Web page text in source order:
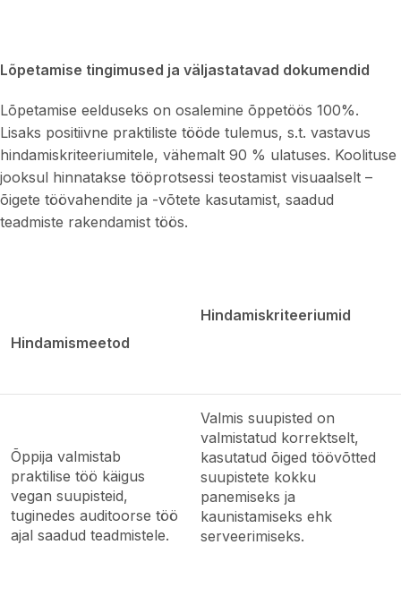
Lõpetamise tingimused ja väljastatavad dokumendid
Lõpetamise eelduseks on osalemine õppetöös 100%.
Lisaks positiivne praktiliste tööde tulemus, s.t. vastavus
hindamiskriteeriumitele, vähemalt 90 % ulatuses. Koolituse
jooksul hinnatakse tööprotsessi teostamist visuaalselt –
õigete töövahendite ja -võtete kasutamist, saadud
teadmiste rakendamist töös.
Hindamismeetod
Hindamiskriteeriumid
Õppija valmistab
praktilise töö käigus
vegan suupisteid,
tuginedes auditoorse töö
ajal saadud teadmistele.
Valmis suupisted on
valmistatud korrektselt,
kasutatud õiged töövõtted
suupistete kokku
panemiseks ja
kaunistamiseks ehk
serveerimiseks.